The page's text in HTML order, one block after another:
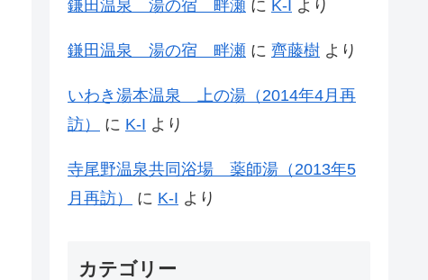
鎌田温泉 湯の宿 畔瀬 に K-I より
鎌田温泉 湯の宿 畔瀬 に 齊藤樹 より
いわき湯本温泉 上の湯（2014年4月再
訪）
に K-I より
寺尾野温泉共同浴場 薬師湯（2013年5
月再訪）
に K-I より
カテゴリー